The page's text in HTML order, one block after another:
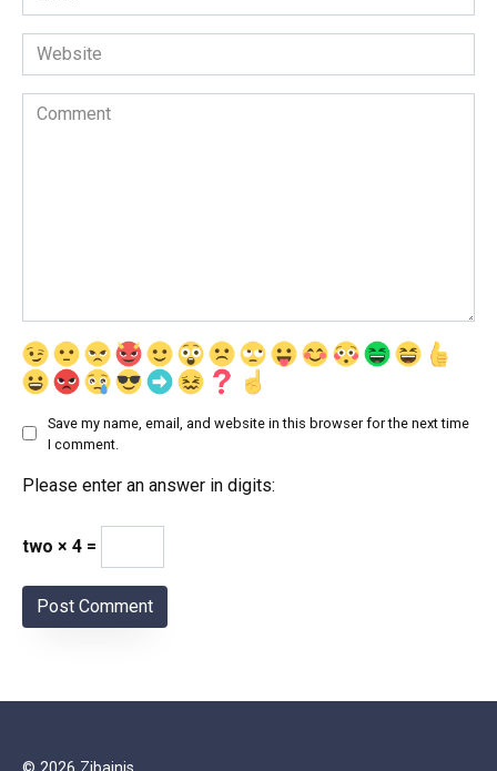
*
Website
Comment
Save my name, email, and website in this browser for the next time
I comment.
Please enter an answer in digits:
two × 4 =